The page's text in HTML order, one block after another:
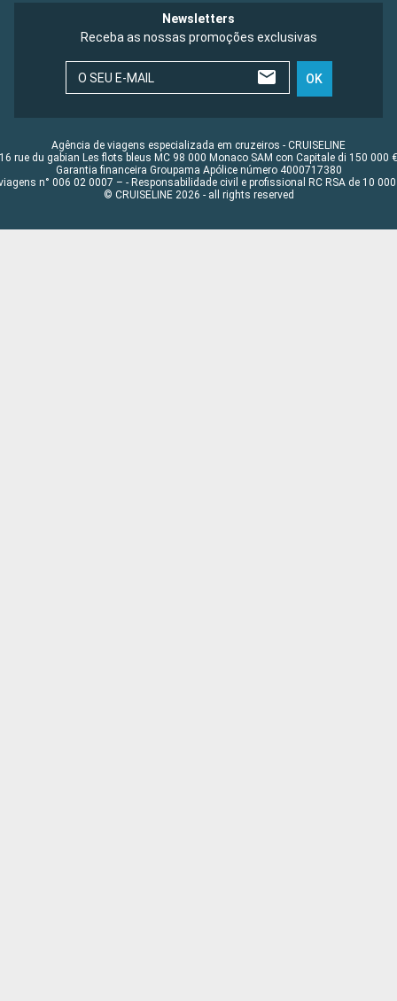
Newsletters
Receba as nossas promoções exclusivas
O SEU E-MAIL OK
Agência de viagens especializada em cruzeiros - CRUISELINE
16 rue du gabian Les flots bleus MC 98 000 Monaco SAM con Capitale di 150 000 €
Garantia financeira Groupama Apólice número 4000717380
n° 006 02 0007 – - Responsabilidade civil e profissional RC RSA de 10 000
© CRUISELINE 2026 - all rights reserved